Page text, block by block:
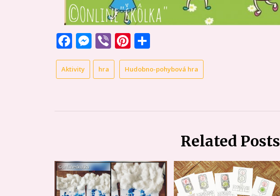
Facebook
Messenger
ViberPinterest
Aktivity hra Hudobno-pohybová hra
Related Posts